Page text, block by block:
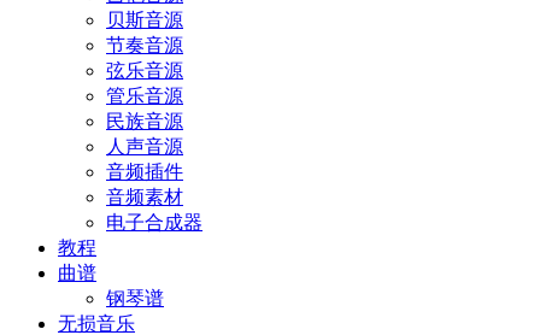
贝斯音源
节奏音源
弦乐音源
管乐音源
民族音源
人声音源
音频插件
音频素材
电子合成器
教程
曲谱
钢琴谱
无损音乐